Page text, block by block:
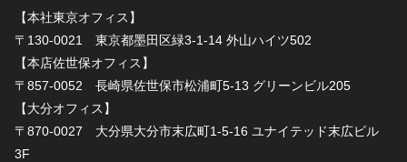
【本社東京オフィス】
〒130-0021 東京都墨田区緑3-1-14 外山ハイツ502
【本店佐世保オフィス】
〒857-0052 長崎県佐世保市松浦町5-13 グリーンビル205
【大分オフィス】
〒870-0027 大分県大分市末広町1-5-16 ユナイテッド末広ビル
3F